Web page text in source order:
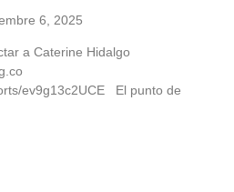
6, 2025
a Caterine Hidalgo
ev9g13c2UCE El punto de